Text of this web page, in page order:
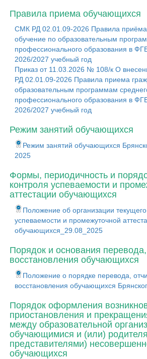
Правила приема обучающихся
СМК РД 02.01.09-2026 Правила приёма
обучение по образовательным
профессионального образования в
2026/2027 учебный год
Приказ от 11.03.2026 № 108/к О
РД 02.01.09-2026 Правила приема
образовательным программам
профессионального образования в
2026/2027 учебный год
Режим занятий обучающихся
Режим занятий обучающихся
2025
Формы, периодичность и
контроля успеваемости и
аттестации обучающихся
Положение об организации
успеваемости и промежуточной
обучающихся_29.08_2025
Порядок и основания
восстановления обучающихся
Положение о порядке перевода,
восстановления обучающихся
Порядок оформления
приостановления и
между образовательной
обучающимися и (или)
представителями)
обучающихся